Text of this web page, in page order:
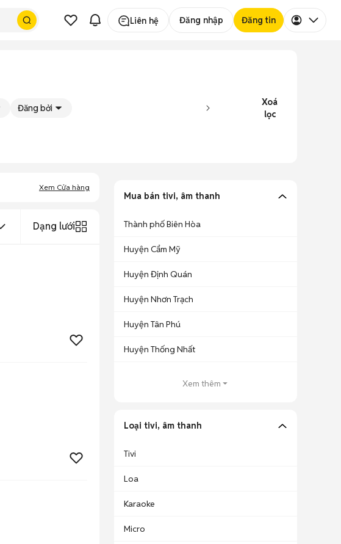
Liên hệ Đăng nhập Đăng tin
Đăng bởi
Xoá
lọc
Xem Cửa hàng
Dạng lưới
Mua bán tivi, âm thanh
Thành phố Biên Hòa
Huyện Cẩm Mỹ
Huyện Định Quán
Huyện Nhơn Trạch
Huyện Tân Phú
Huyện Thống Nhất
Xem thêm
Loại tivi, âm thanh
Tivi
Loa
Karaoke
Micro